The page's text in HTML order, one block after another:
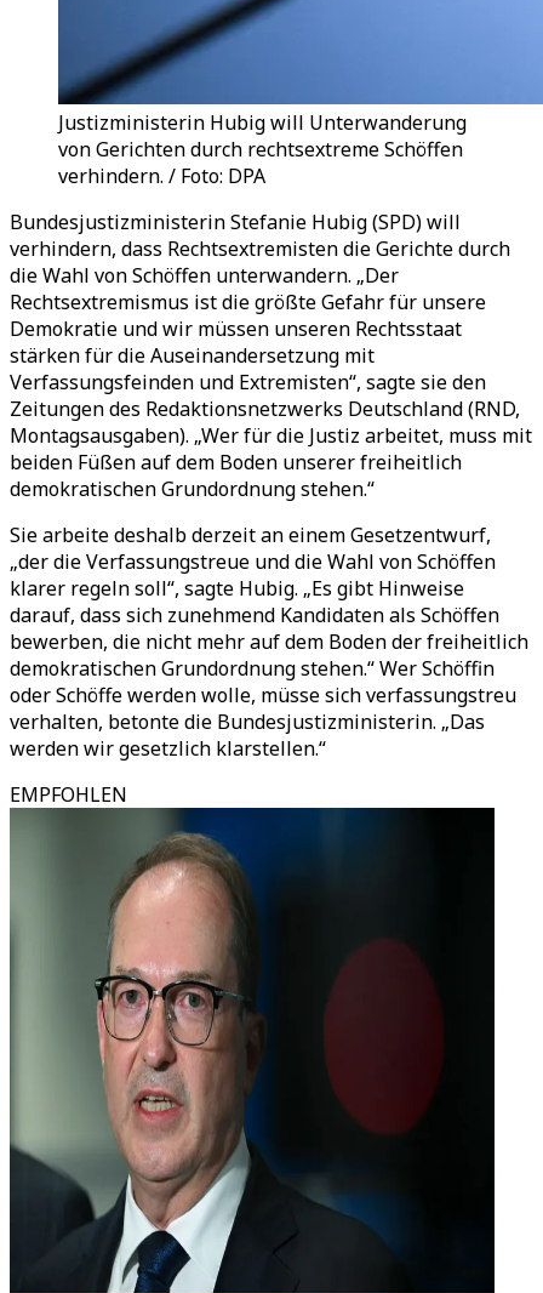
Justizministerin Hubig will Unterwanderung
von Gerichten durch rechtsextreme Schöffen
verhindern. / Foto: DPA
Bundesjustizministerin Stefanie Hubig (SPD) will
verhindern, dass Rechtsextremisten die Gerichte durch
die Wahl von Schöffen unterwandern. „Der
Rechtsextremismus ist die größte Gefahr für unsere
Demokratie und wir müssen unseren Rechtsstaat
stärken für die Auseinandersetzung mit
Verfassungsfeinden und Extremisten“, sagte sie den
Zeitungen des Redaktionsnetzwerks Deutschland (RND,
Montagsausgaben). „Wer für die Justiz arbeitet, muss mit
beiden Füßen auf dem Boden unserer freiheitlich
demokratischen Grundordnung stehen.“
Sie arbeite deshalb derzeit an einem Gesetzentwurf,
„der die Verfassungstreue und die Wahl von Schöffen
klarer regeln soll“, sagte Hubig. „Es gibt Hinweise
darauf, dass sich zunehmend Kandidaten als Schöffen
bewerben, die nicht mehr auf dem Boden der freiheitlich
demokratischen Grundordnung stehen.“ Wer Schöffin
oder Schöffe werden wolle, müsse sich verfassungstreu
verhalten, betonte die Bundesjustizministerin. „Das
werden wir gesetzlich klarstellen.“
EMPFOHLEN